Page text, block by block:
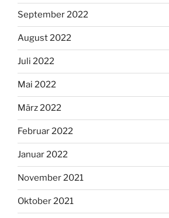
September 2022
August 2022
Juli 2022
Mai 2022
März 2022
Februar 2022
Januar 2022
November 2021
Oktober 2021